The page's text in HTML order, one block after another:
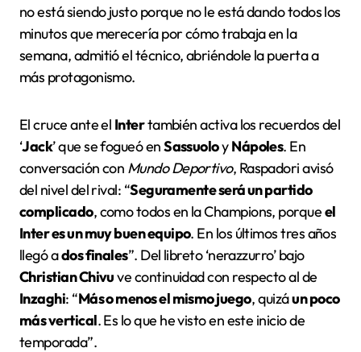
no está siendo justo porque no le está dando todos los
minutos que merecería por cómo trabaja en la
semana, admitió el técnico, abriéndole la puerta a
más protagonismo.
El cruce ante el Intertambién activa los recuerdos del
‘Jack’ que se fogueó enSassuoloyNápoles. En
conversación con Mundo Deportivo, Raspadori avisó
del nivel del rival: “Seguramente será un partido
complicado, como todos en la Champions, porqueel
Inter es un muy buen equipo. En los últimos tres años
llegó ados finales”. Del libreto ‘nerazzurro’ bajo
Christian Chivuve continuidad con respecto al de
Inzaghi: “Más o menos el mismo juego, quizáun poco
más vertical. Es lo que he visto en este inicio de
temporada”.